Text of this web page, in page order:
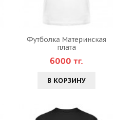
Футболка Материнская
плата
6000 тг.
В КОРЗИНУ